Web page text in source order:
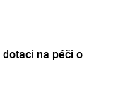
na péči o